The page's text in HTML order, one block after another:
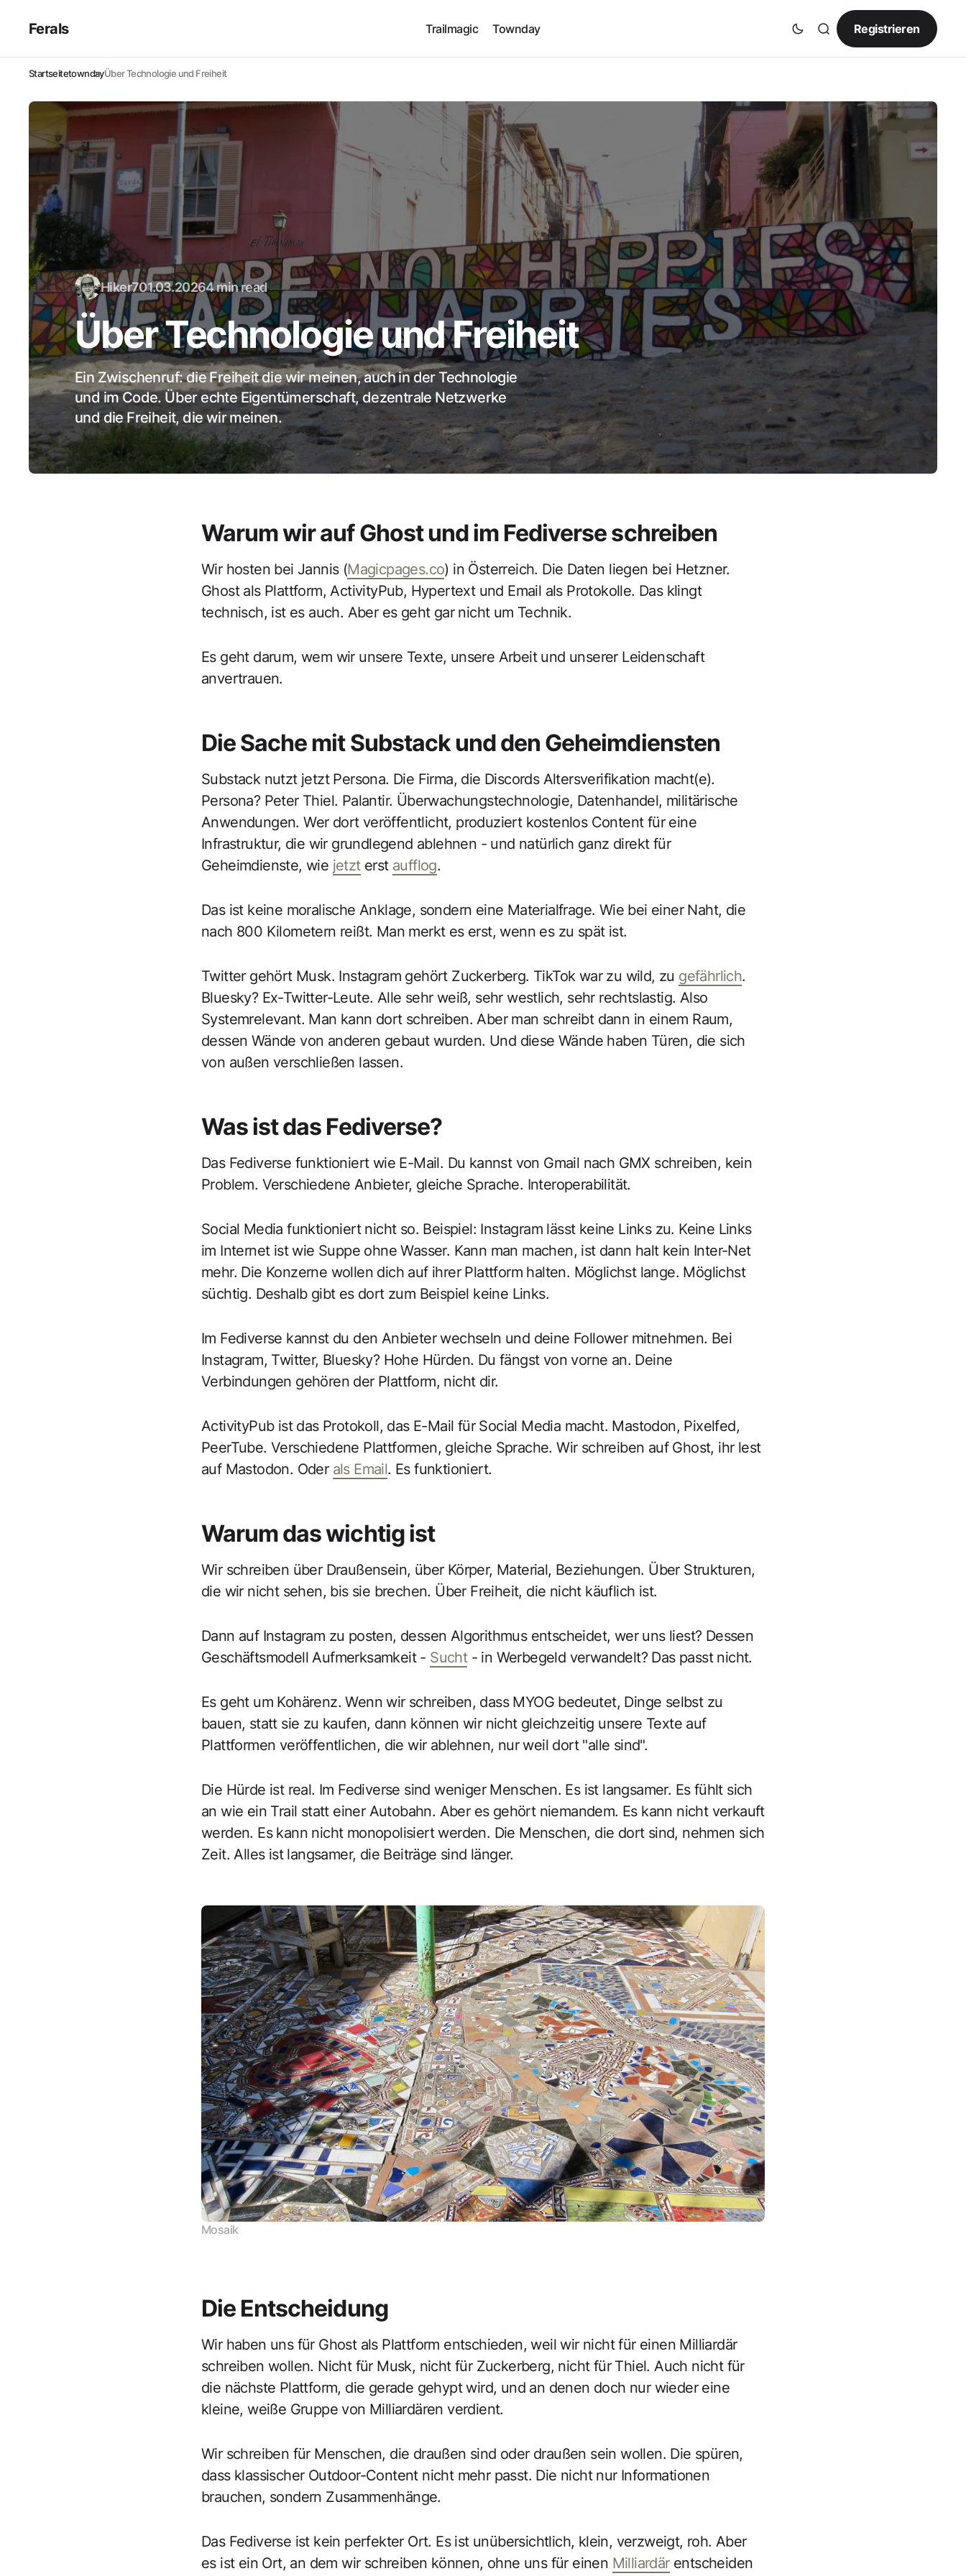
Ferals Trailmagic Townday Registrieren
StartseitetowndayÜber Technologie und Freiheit
Hiker701.03.20264 min read
Über Technologie und Freiheit
Ein Zwischenruf: die Freiheit die wir meinen, auch in der Technologie
und im Code. Über echte Eigentümerschaft, dezentrale Netzwerke
und die Freiheit, die wir meinen.
Warum wir auf Ghost und im Fediverse schreiben
Wir hosten bei Jannis (Magicpages.co) in Österreich. Die Daten liegen bei Hetzner.
Ghost als Plattform, ActivityPub, Hypertext und Email als Protokolle. Das klingt
technisch, ist es auch. Aber es geht gar nicht um Technik.
Es geht darum, wem wir unsere Texte, unsere Arbeit und unserer Leidenschaft
anvertrauen.
Die Sache mit Substack und den Geheimdiensten
Substack nutzt jetzt Persona. Die Firma, die Discords Altersverifikation macht(e).
Persona? Peter Thiel. Palantir. Überwachungstechnologie, Datenhandel, militärische
Anwendungen. Wer dort veröffentlicht, produziert kostenlos Content für eine
Infrastruktur, die wir grundlegend ablehnen - und natürlich ganz direkt für
Geheimdienste, wie jetzterst aufflog.
Das ist keine moralische Anklage, sondern eine Materialfrage. Wie bei einer Naht, die
nach 800 Kilometern reißt. Man merkt es erst, wenn es zu spät ist.
Twitter gehört Musk. Instagram gehört Zuckerberg. TikTok war zu wild, zu gefährlich.
Bluesky? Ex-Twitter-Leute. Alle sehr weiß, sehr westlich, sehr rechtslastig. Also
Systemrelevant. Man kann dort schreiben. Aber man schreibt dann in einem Raum,
dessen Wände von anderen gebaut wurden. Und diese Wände haben Türen, die sich
von außen verschließen lassen.
Was ist das Fediverse?
Das Fediverse funktioniert wie E-Mail. Du kannst von Gmail nach GMX schreiben, kein
Problem. Verschiedene Anbieter, gleiche Sprache. Interoperabilität.
Social Media funktioniert nicht so. Beispiel: Instagram lässt keine Links zu. Keine Links
im Internet ist wie Suppe ohne Wasser. Kann man machen, ist dann halt kein Inter-Net
mehr. Die Konzerne wollen dich auf ihrer Plattform halten. Möglichst lange. Möglichst
süchtig. Deshalb gibt es dort zum Beispiel keine Links.
Im Fediverse kannst du den Anbieter wechseln und deine Follower mitnehmen. Bei
Instagram, Twitter, Bluesky? Hohe Hürden. Du fängst von vorne an. Deine
Verbindungen gehören der Plattform, nicht dir.
ActivityPub ist das Protokoll, das E-Mail für Social Media macht. Mastodon, Pixelfed,
PeerTube. Verschiedene Plattformen, gleiche Sprache. Wir schreiben auf Ghost, ihr lest
auf Mastodon. Oder als Email. Es funktioniert.
Warum das wichtig ist
Wir schreiben über Draußensein, über Körper, Material, Beziehungen. Über Strukturen,
die wir nicht sehen, bis sie brechen. Über Freiheit, die nicht käuflich ist.
Dann auf Instagram zu posten, dessen Algorithmus entscheidet, wer uns liest? Dessen
Geschäftsmodell Aufmerksamkeit - Sucht- in Werbegeld verwandelt? Das passt nicht.
Es geht um Kohärenz. Wenn wir schreiben, dass MYOG bedeutet, Dinge selbst zu
bauen, statt sie zu kaufen, dann können wir nicht gleichzeitig unsere Texte auf
Plattformen veröffentlichen, die wir ablehnen, nur weil dort "alle sind".
Die Hürde ist real. Im Fediverse sind weniger Menschen. Es ist langsamer. Es fühlt sich
an wie ein Trail statt einer Autobahn. Aber es gehört niemandem. Es kann nicht verkauft
werden. Es kann nicht monopolisiert werden. Die Menschen, die dort sind, nehmen sich
Zeit. Alles ist langsamer, die Beiträge sind länger.
Mosaik
Die Entscheidung
Wir haben uns für Ghost als Plattform entschieden, weil wir nicht für einen Milliardär
schreiben wollen. Nicht für Musk, nicht für Zuckerberg, nicht für Thiel. Auch nicht für
die nächste Plattform, die gerade gehypt wird, und an denen doch nur wieder eine
kleine, weiße Gruppe von Milliardären verdient.
Wir schreiben für Menschen, die draußen sind oder draußen sein wollen. Die spüren,
dass klassischer Outdoor-Content nicht mehr passt. Die nicht nur Informationen
brauchen, sondern Zusammenhänge.
Das Fediverse ist kein perfekter Ort. Es ist unübersichtlich, klein, verzweigt, roh. Aber
es ist ein Ort, an dem wir schreiben können, ohne uns für einen Milliardärentscheiden